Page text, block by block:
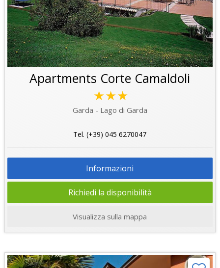
Apartments Corte Camaldoli
★★★
Garda - Lago di Garda
Tel. (+39) 045 6270047
Informazioni
Richiedi la disponibilità
Visualizza sulla mappa